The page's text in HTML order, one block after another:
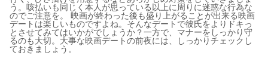
う。咳払いも同じく本人が思っている以上に周りに迷惑な行為な
のでご注意を。 映画が終わった後も盛り上がることが出来る映画
デートは楽しいものですよね。そんなデートで彼氏をよりドキっ
とさせてみてはいかがでしょうか？一方で、マナーをしっかり守
るのも大切。大事な映画デートの前夜には、しっかりチェックし
ておきましょう。